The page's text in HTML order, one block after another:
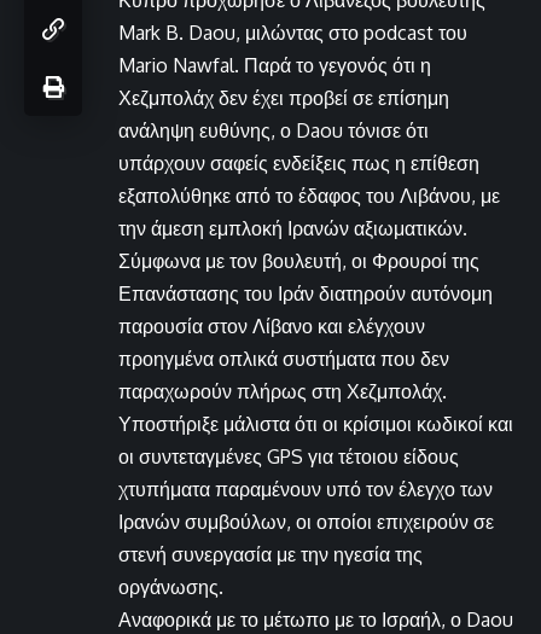
Mark B. Daou, μιλώντας στο podcast του
Mario Nawfal. Παρά το γεγονός ότι η
Χεζμπολάχ δεν έχει προβεί σε επίσημη
ανάληψη ευθύνης, ο Daou τόνισε ότι
υπάρχουν σαφείς ενδείξεις πως η επίθεση
εξαπολύθηκε από το έδαφος του Λιβάνου, με
την άμεση εμπλοκή Ιρανών αξιωματικών.
Σύμφωνα με τον βουλευτή, οι Φρουροί της
Επανάστασης του Ιράν διατηρούν αυτόνομη
παρουσία στον Λίβανο και ελέγχουν
προηγμένα οπλικά συστήματα που δεν
παραχωρούν πλήρως στη Χεζμπολάχ.
Υποστήριξε μάλιστα ότι οι κρίσιμοι κωδικοί και
οι συντεταγμένες GPS για τέτοιου είδους
χτυπήματα παραμένουν υπό τον έλεγχο των
Ιρανών συμβούλων, οι οποίοι επιχειρούν σε
στενή συνεργασία με την ηγεσία της
οργάνωσης.
Αναφορικά με το μέτωπο με το Ισραήλ, ο Daou